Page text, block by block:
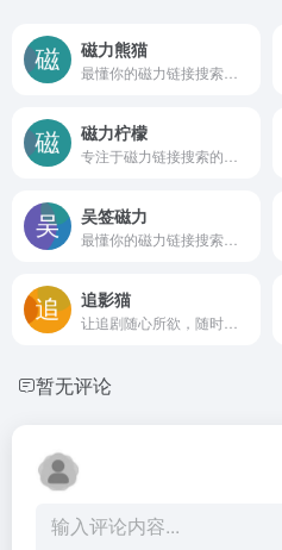
磁力熊猫
磁力柠檬
吴签磁力
追影猫
暂无评论